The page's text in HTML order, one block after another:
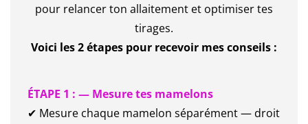
pour relancer ton allaitement et optimiser tes
tirages.
Voici les 2 étapes pour recevoir mes conseils :
ÉTAPE 1 : — Mesure tes mamelons
✔ Mesure chaque mamelon séparément — droit